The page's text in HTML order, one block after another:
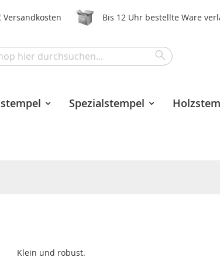
Bis 12 Uhr bestellte Ware
Search
Spezialstempel
Klein und robust.